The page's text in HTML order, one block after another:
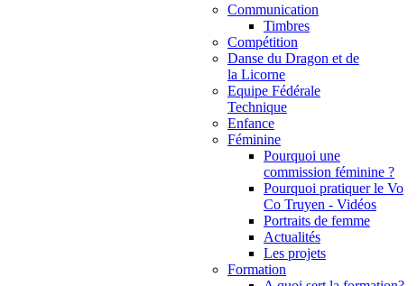
Communication
Timbres
Compétition
Danse du Dragon et de
la Licorne
Equipe Fédérale
Technique
Enfance
Féminine
Pourquoi une
commission féminine ?
Pourquoi pratiquer le Vo
Co Truyen - Vidéos
Portraits de femme
Actualités
Les projets
Formation